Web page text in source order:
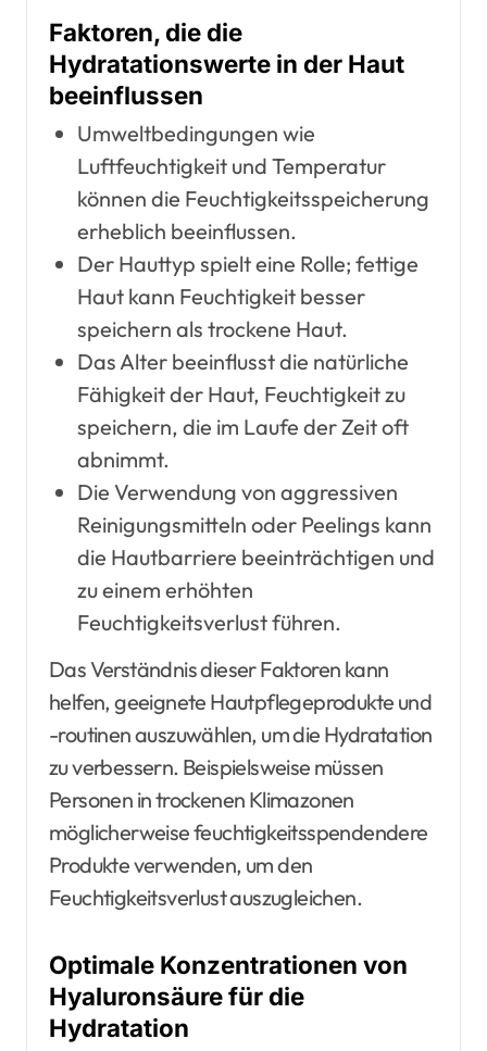
Faktoren, die die
Hydratationswerte in der Haut
beeinflussen
Umweltbedingungen wie
Luftfeuchtigkeit und Temperatur
können die Feuchtigkeitsspeicherung
erheblich beeinflussen.
Der Hauttyp spielt eine Rolle; fettige
Haut kann Feuchtigkeit besser
speichern als trockene Haut.
Das Alter beeinflusst die natürliche
Fähigkeit der Haut, Feuchtigkeit zu
speichern, die im Laufe der Zeit oft
abnimmt.
Die Verwendung von aggressiven
Reinigungsmitteln oder Peelings kann
die Hautbarriere beeinträchtigen und
zu einem erhöhten
Feuchtigkeitsverlust führen.
Das Verständnis dieser Faktoren kann
helfen, geeignete Hautpflegeprodukte und
-routinen auszuwählen, um die Hydratation
zu verbessern. Beispielsweise müssen
Personen in trockenen Klimazonen
möglicherweise feuchtigkeitsspendendere
Produkte verwenden, um den
Feuchtigkeitsverlust auszugleichen.
Optimale Konzentrationen von
Hyaluronsäure für die
Hydratation